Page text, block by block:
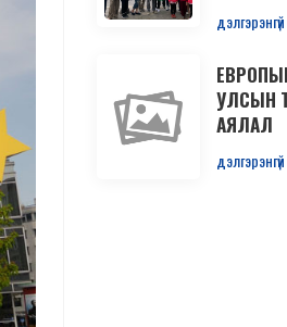
дэлгэрэнгүй
УЛСЫН
АЯЛАЛ
дэлгэрэнгүй